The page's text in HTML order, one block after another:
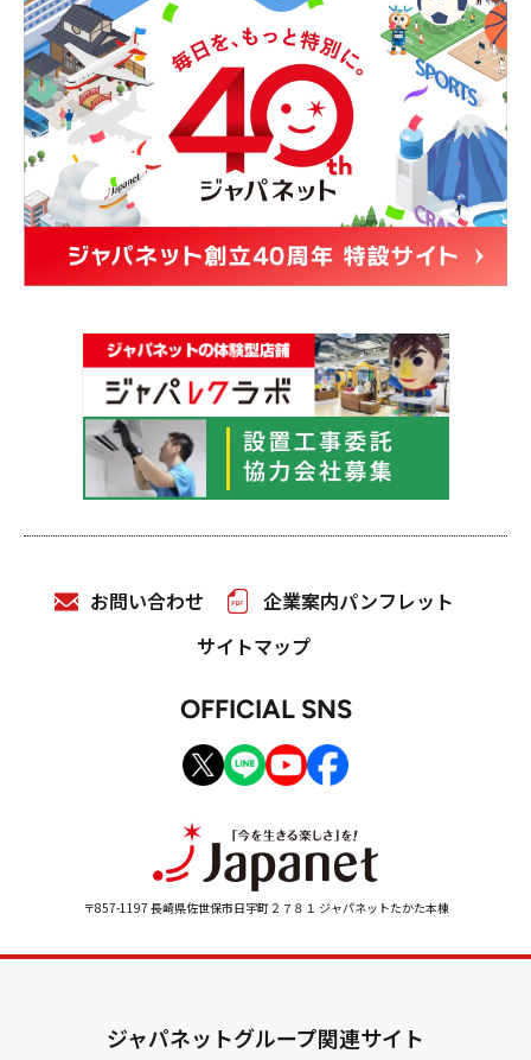
〒857-1197 長崎県佐世保市日宇町２７８１ ジャパネットたかた本棟
お問い合わせ
企業案内パンフレット
サイトマップ
OFFICIAL SNS
ジャパネットグループ関連サイト